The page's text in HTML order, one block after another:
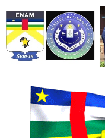
au
contenu